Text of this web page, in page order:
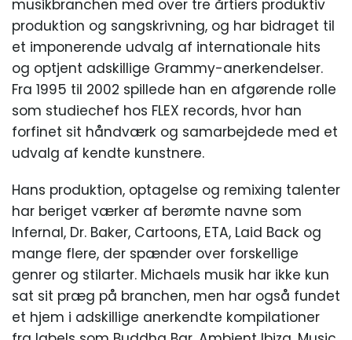
musikbranchen med over tre årtiers produktiv
produktion og sangskrivning, og har bidraget til
et imponerende udvalg af internationale hits
og optjent adskillige Grammy-anerkendelser.
Fra 1995 til 2002 spillede han en afgørende rolle
som studiechef hos FLEX records, hvor han
forfinet sit håndværk og samarbejdede med et
udvalg af kendte kunstnere.
Hans produktion, optagelse og remixing talenter
har beriget værker af berømte navne som
Infernal, Dr. Baker, Cartoons, ETA, Laid Back og
mange flere, der spænder over forskellige
genrer og stilarter. Michaels musik har ikke kun
sat sit præg på branchen, men har også fundet
et hjem i adskillige anerkendte kompilationer